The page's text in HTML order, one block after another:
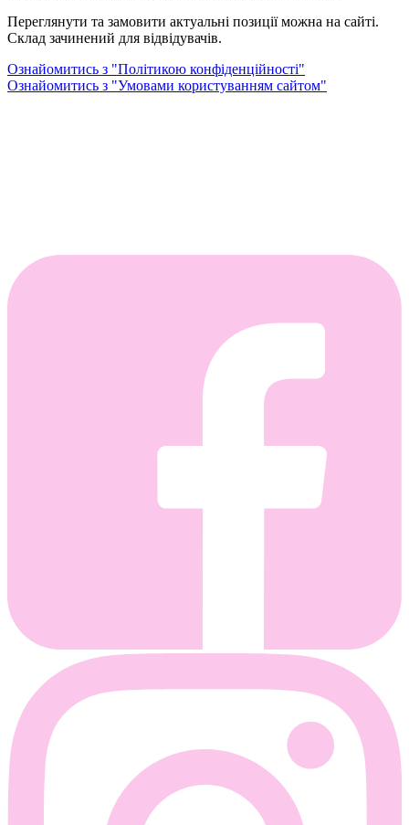
Переглянути та замовити актуальні позиції можна на сайті.
Склад зачинений для відвідувачів.
Ознайомитись з "Політикою конфіденційності"
Ознайомитись з "Умовами користуванням сайтом"